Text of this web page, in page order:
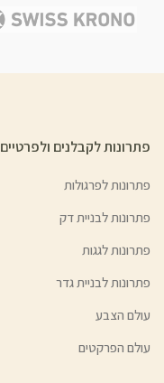
פתרונות לקבלנים ולפרטיים
פתרונות לפרגולות
פתרונות לבניית דק
פתרונות לגגות
פתרונות לבניית גדר
עולם הצבע
עולם הפרקטים